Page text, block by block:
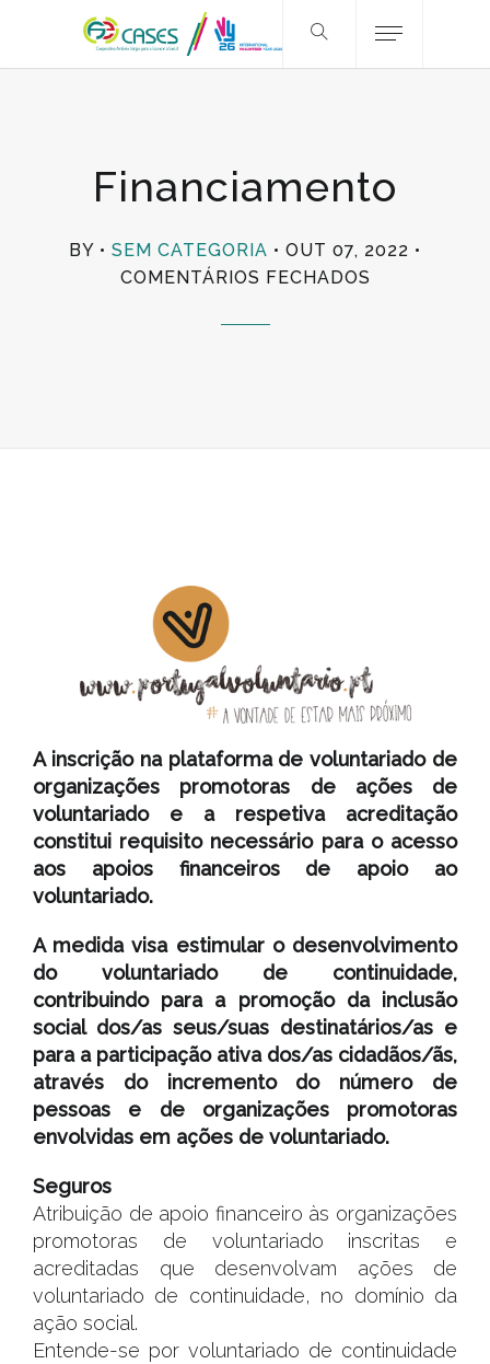
Financiamento
BY SEM CATEGORIA
OUT 07, 2022
COMENTÁRIOS FECHADOS
A inscrição na plataforma de voluntariado de
organizações promotoras de ações de
voluntariado e a respetiva acreditação
constitui requisito necessário para o acesso
aos apoios financeiros de apoio ao
voluntariado.
A medida visa estimular o desenvolvimento
do voluntariado de continuidade,
contribuindo para a promoção da inclusão
social dos/as seus/suas destinatários/as e
para a participação ativa dos/as cidadãos/ãs,
através do incremento do número de
pessoas e de organizações promotoras
envolvidas em ações de voluntariado.
Seguros
Atribuição de apoio financeiro às organizações
promotoras de voluntariado inscritas e
acreditadas que desenvolvam ações de
voluntariado de continuidade, no domínio da
ação social.
Entende-se por voluntariado de continuidade